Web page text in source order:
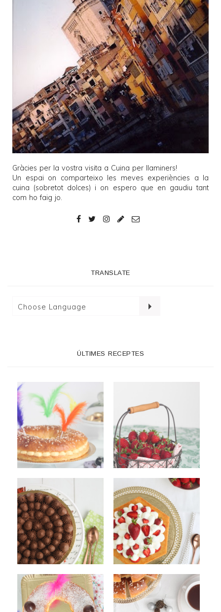
Gràcies per la vostra visita a Cuina per llaminers!
Un espai on comparteixo les meves experiències a la
cuina (sobretot dolces) i on espero que en gaudiu tant
com ho faig jo.
TRANSLATE
ÚLTIMES RECEPTES